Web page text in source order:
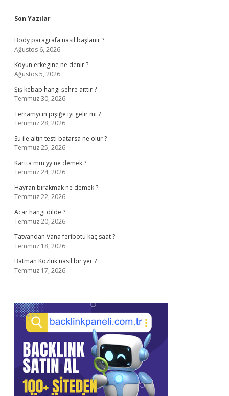
Sidebar
Son Yazılar
Body paragrafa nasıl başlanır ?
Ağustos 6, 2026
Koyun erkegine ne denir ?
Ağustos 5, 2026
Şiş kebap hangi şehre aittir ?
Temmuz 30, 2026
Terramycin pişiğe iyi gelir mi ?
Temmuz 28, 2026
Su ile altın testi batarsa ne olur ?
Temmuz 25, 2026
Kartta mm yy ne demek ?
Temmuz 24, 2026
Hayran bırakmak ne demek ?
Temmuz 22, 2026
Acar hangi dilde ?
Temmuz 20, 2026
Tatvandan Vana feribotu kaç saat ?
Temmuz 18, 2026
Batman Kozluk nasıl bir yer ?
Temmuz 17, 2026